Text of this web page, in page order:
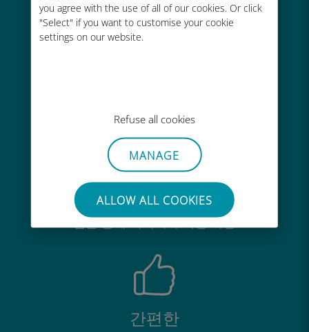
you agree with the use of all of our cookies. Or click
"Select" if you want to customise your cookie
settings on our website.
Refuse all cookies
MANAGE
ALLOW ALL COOKIES
비용 효율적
간편한 충전
Wi-Fi나 남은 데이터가 없어도 Ubigi
앱을 통해 어디서나 사용 가능
간편한